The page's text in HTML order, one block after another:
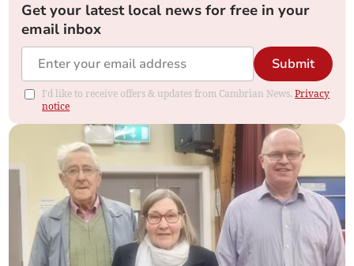
Get your latest local news for free in your
email inbox
Submit
I'd like to receive offers & updates from Cambrian News.Privacy
notice